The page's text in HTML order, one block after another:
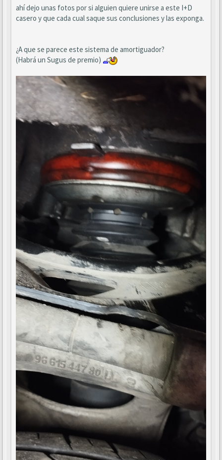
ahí dejo unas fotos por si alguien quiere unirse a este I+D
casero y que cada cual saque sus conclusiones y las exponga.
¿A que se parece este sistema de amortiguador?
(Habrá un Sugus de premio)